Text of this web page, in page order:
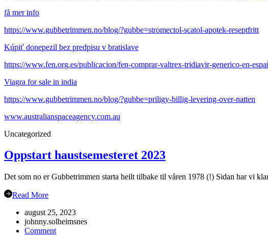
få mer info
https://www.gubbetrimmen.no/blog/?gubbe=stromectol-scatol-apotek-reseptfritt
Kúpiť donepezil bez predpisu v bratislave
https://www.fen.org.es/publicacion/fen-comprar-valtrex-tridiavir-generico-en-
Viagra for sale in india
https://www.gubbetrimmen.no/blog/?gubbe=priligy-billig-levering-over-natten
www.australianspaceagency.com.au
Uncategorized
Oppstart haustsemesteret 2023
Det som no er Gubbetrimmen starta heilt tilbake til våren 1978 (!) Sidan har vi
Read More
august 25, 2023
johnny.solheimsnes
Commenton